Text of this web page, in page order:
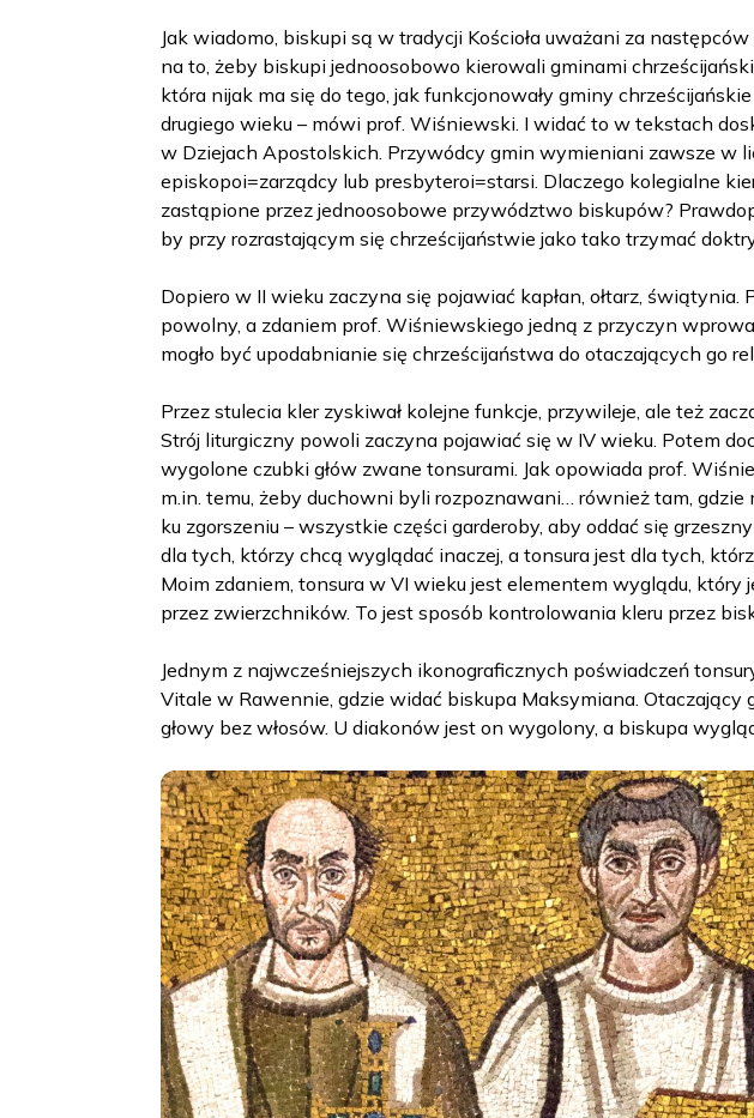
Jak wiadomo, biskupi są w tradycji Kościoła uważani za następców
na to, żeby biskupi jednoosobowo kierowali gminami
która nijak ma się do tego, jak funkcjonowały gminy
drugiego wieku – mówi prof. Wiśniewski. I widać to w tekstach
w Dziejach Apostolskich. Przywódcy gmin wymieniani zawsze w
episkopoi=zarządcy lub presbyteroi=starsi. Dlaczego kolegialne
zastąpione przez jednoosobowe przywództwo biskupów?
by przy rozrastającym się chrześcijaństwie jako tako trzymać
Dopiero w II wieku zaczyna się pojawiać kapłan, ołtarz, świątynia.
powolny, a zdaniem prof. Wiśniewskiego jedną z przyczyn
mogło być upodabnianie się chrześcijaństwa do otaczających go
Przez stulecia kler zyskiwał kolejne funkcje, przywileje, ale też
Strój liturgiczny powoli zaczyna pojawiać się w IV wieku. Potem
wygolone czubki głów zwane tonsurami. Jak opowiada prof.
m.in. temu, żeby duchowni byli rozpoznawani… również tam, gdzie
ku zgorszeniu – wszystkie części garderoby, aby oddać się
dla tych, którzy chcą wyglądać inaczej, a tonsura jest dla tych,
Moim zdaniem, tonsura w VI wieku jest elementem wyglądu, który
przez zwierzchników. To jest sposób kontrolowania kleru przez
Jednym z najwcześniejszych ikonograficznych poświadczeń
Vitale w Rawennie, gdzie widać biskupa Maksymiana. Otaczający
głowy bez włosów. U diakonów jest on wygolony, a biskupa